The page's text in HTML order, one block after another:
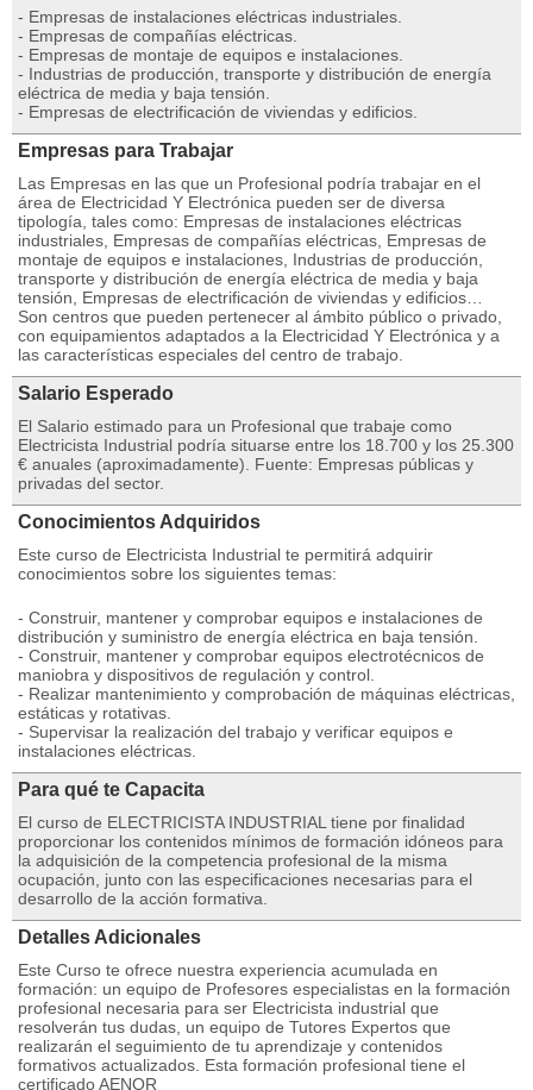
- Empresas de instalaciones eléctricas industriales.
- Empresas de compañías eléctricas.
- Empresas de montaje de equipos e instalaciones.
- Industrias de producción, transporte y distribución de energía
eléctrica de media y baja tensión.
- Empresas de electrificación de viviendas y edificios.
Empresas para Trabajar
Las Empresas en las que un Profesional podría trabajar en el
área de Electricidad Y Electrónica pueden ser de diversa
tipología, tales como: Empresas de instalaciones eléctricas
industriales, Empresas de compañías eléctricas, Empresas de
montaje de equipos e instalaciones, Industrias de producción,
transporte y distribución de energía eléctrica de media y baja
tensión, Empresas de electrificación de viviendas y edificios…
Son centros que pueden pertenecer al ámbito público o privado,
con equipamientos adaptados a la Electricidad Y Electrónica y a
las características especiales del centro de trabajo.
Salario Esperado
El Salario estimado para un Profesional que trabaje como
Electricista Industrial podría situarse entre los 18.700 y los 25.300
€ anuales (aproximadamente). Fuente: Empresas públicas y
privadas del sector.
Conocimientos Adquiridos
Este curso de Electricista Industrial te permitirá adquirir
conocimientos sobre los siguientes temas:
- Construir, mantener y comprobar equipos e instalaciones de
distribución y suministro de energía eléctrica en baja tensión.
- Construir, mantener y comprobar equipos electrotécnicos de
maniobra y dispositivos de regulación y control.
- Realizar mantenimiento y comprobación de máquinas eléctricas,
estáticas y rotativas.
- Supervisar la realización del trabajo y verificar equipos e
instalaciones eléctricas.
Para qué te Capacita
El curso de ELECTRICISTA INDUSTRIAL tiene por finalidad
proporcionar los contenidos mínimos de formación idóneos para
la adquisición de la competencia profesional de la misma
ocupación, junto con las especificaciones necesarias para el
desarrollo de la acción formativa.
Detalles Adicionales
Este Curso te ofrece nuestra experiencia acumulada en
formación: un equipo de Profesores especialistas en la formación
profesional necesaria para ser Electricista industrial que
resolverán tus dudas, un equipo de Tutores Expertos que
realizarán el seguimiento de tu aprendizaje y contenidos
formativos actualizados. Esta formación profesional tiene el
certificado AENOR